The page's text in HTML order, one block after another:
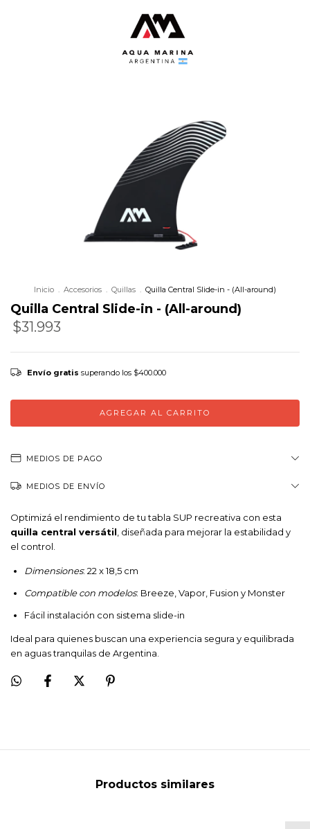
Inicio . Accesorios . Quillas . Quilla Central Slide-in - (All-around)
Quilla Central Slide-in - (All-around)
$31.993
Envío gratis superando los $400.000
MEDIOS DE PAGO
MEDIOS DE ENVÍO
Optimizá el rendimiento de tu tabla SUP recreativa con esta
quilla central versátil, diseñada para mejorar la estabilidad y
el control.
Dimensiones: 22 x 18,5 cm
Compatible con modelos: Breeze, Vapor, Fusion y Monster
Fácil instalación con sistema slide-in
Ideal para quienes buscan una experiencia segura y equilibrada
en aguas tranquilas de Argentina.
Productos similares